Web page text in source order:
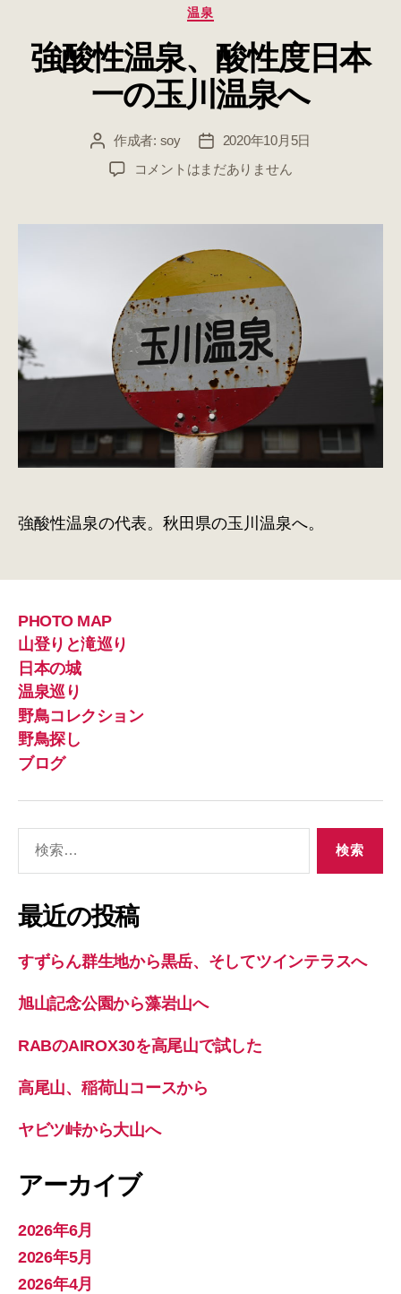
カ
ー
温泉
強酸性温泉、酸性度日本
一の玉川温泉へ
投
稿
作成者: soy
投
稿
日
2020年10月5日
強
温
性
度
日
本
一
の
玉
川
温
泉
の
コメントはまだありません
強酸性温泉の代表。秋田県の玉川温泉へ。
PHOTO MAP
山登りと滝巡り
日本の城
温泉巡り
野鳥コレクション
野鳥探し
ブログ
象:
最近の投稿
すずらん群生地から黒岳、そしてツインテラスへ
旭山記念公園から藻岩山へ
RABのAIROX30を高尾山で試した
高尾山、稲荷山コースから
ヤビツ峠から大山へ
アーカイブ
2026年6月
2026年5月
2026年4月